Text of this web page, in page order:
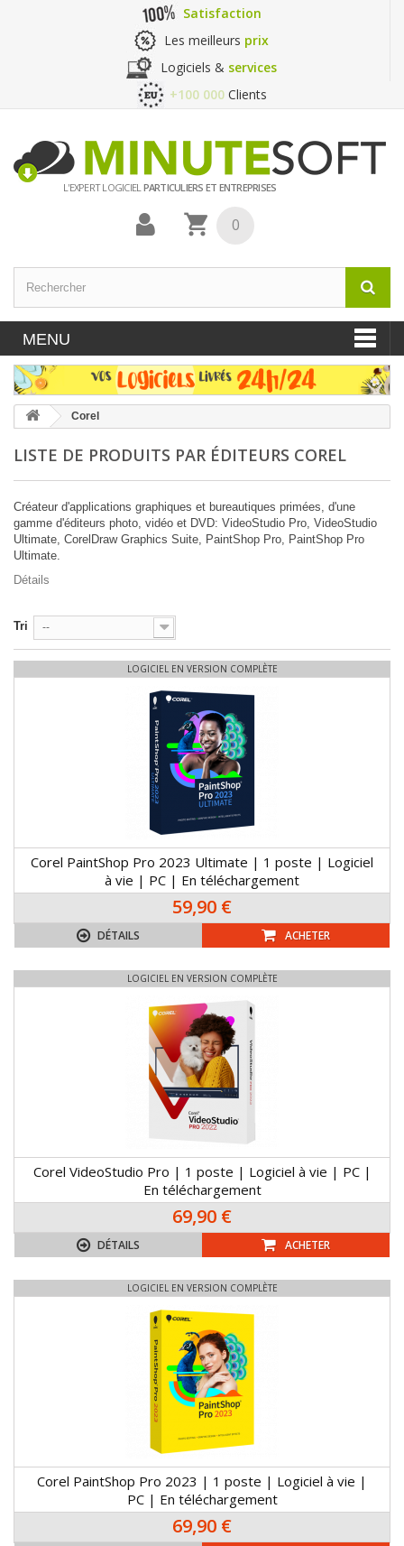
Satisfaction
Les meilleurs prix
Logiciels & services
+100 000 Clients
L'EXPERT LOGICIELPARTICULIERS ET ENTREPRISES
0
MENU
Corel
LISTE DE PRODUITS PAR ÉDITEURS COREL
Créateur d'applications graphiques et bureautiques primées, d'une
gamme d'éditeurs photo, vidéo et DVD: VideoStudio Pro, VideoStudio
Ultimate, CorelDraw Graphics Suite, PaintShop Pro, PaintShop Pro
Ultimate.
Détails
Tri --
LOGICIEL EN VERSION COMPLÈTE
Corel PaintShop Pro 2023 Ultimate | 1 poste | Logiciel
à vie | PC | En téléchargement
59,90 €
DÉTAILS ACHETER
LOGICIEL EN VERSION COMPLÈTE
Corel VideoStudio Pro | 1 poste | Logiciel à vie | PC |
En téléchargement
69,90 €
DÉTAILS ACHETER
LOGICIEL EN VERSION COMPLÈTE
Corel PaintShop Pro 2023 | 1 poste | Logiciel à vie |
PC | En téléchargement
69,90 €